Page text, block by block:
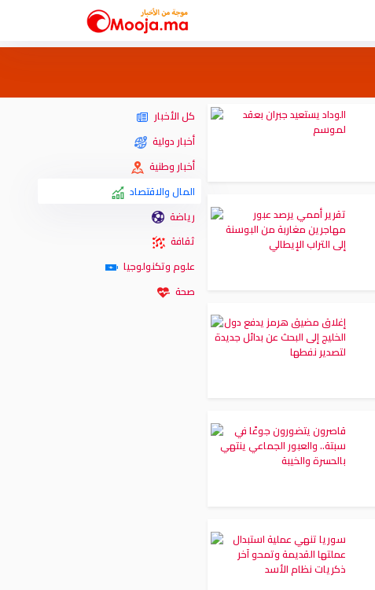
كل الأخبار
أخبار دولية
أخبار وطنية
المال والاقتصاد
رياضة
ثقافة
علوم وتكنولوجيا
صحة